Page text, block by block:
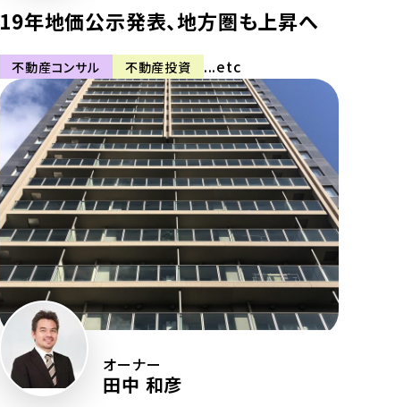
19年地価公示発表、地方圏も上昇へ
不動産コンサル 不動産投資 ...etc
オーナー
田中 和彦